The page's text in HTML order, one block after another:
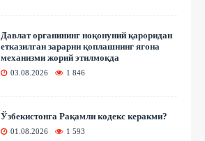
Давлат органининг ноқонуний қароридан
етказилган зарарни қоплашнинг ягона
механизми жорий этилмоқда
03.08.2026 1 846
Ўзбекистонга Рақамли кодекс керакми?
01.08.2026 1 593